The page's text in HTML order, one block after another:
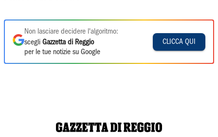
Non lasciare decidere l'algoritmo:
scegli Gazzetta di Reggio
per le tue notizie su Google
CLICCA QUI